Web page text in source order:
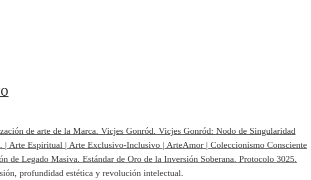
profundidad estética y revolución intelectual.